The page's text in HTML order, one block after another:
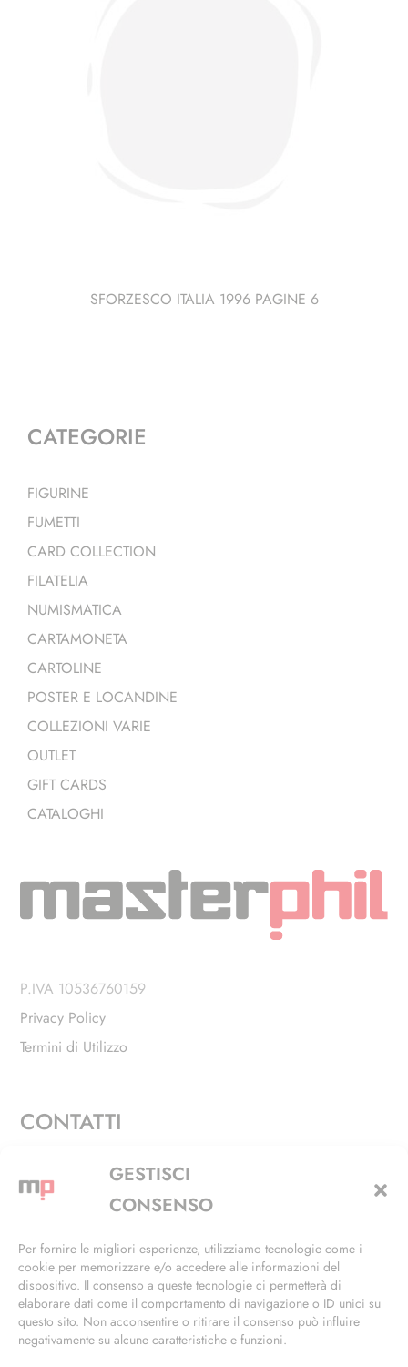
GESTISCI
CONSENSO
Per fornire le migliori esperienze, utilizziamo tecnologie come i
cookie per memorizzare e/o accedere alle informazioni del
dispositivo. Il consenso a queste tecnologie ci permetterà di
elaborare dati come il comportamento di navigazione o ID unici su
questo sito. Non acconsentire o ritirare il consenso può influire
negativamente su alcune caratteristiche e funzioni.
SFORZESCO ITALIA 1996 PAGINE 6
CATEGORIE
FIGURINE
FUMETTI
CARD COLLECTION
FILATELIA
NUMISMATICA
CARTAMONETA
CARTOLINE
POSTER E LOCANDINE
COLLEZIONI VARIE
OUTLET
GIFT CARDS
CATALOGHI
P.IVA 10536760159
Privacy Policy
Termini di Utilizzo
CONTATTI
Via Alfieri, 27 - Trezzano Sul Naviglio (MI)
+39 02 4846 3155
info@masterphil.it